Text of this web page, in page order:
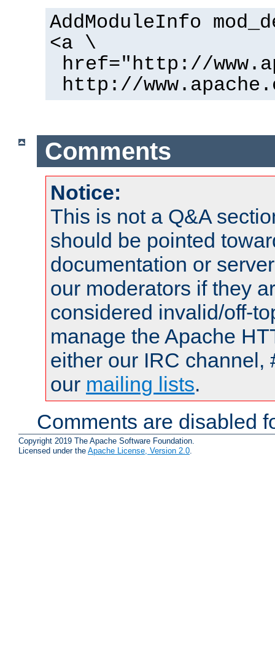
AddModuleInfo
<a \
href="http://
http://
Comments
Notice:
This is not a Q&A
should be pointed
documentation or
our moderators if they
considered invalid/off-
manage the Apache
either our IRC channel,
our mailing lists.
Comments are disabled
Copyright 2019 The Apache Software Foundation.
Licensed under the Apache License, Version 2.0